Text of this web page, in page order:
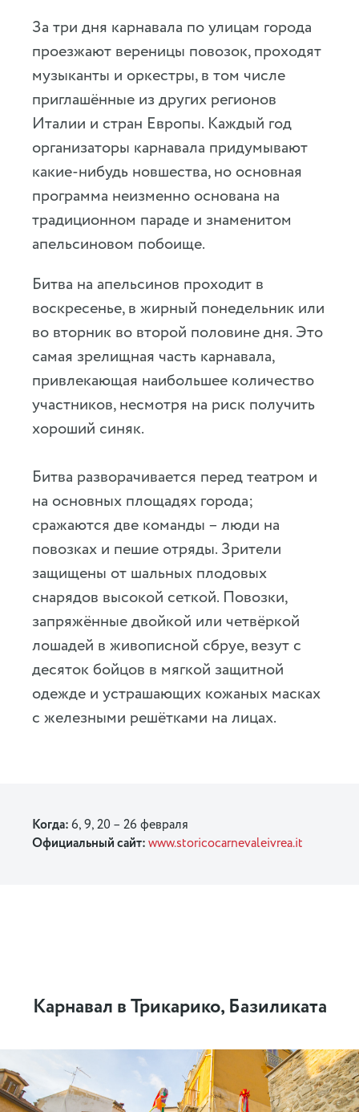
За три дня карнавала по улицам города
проезжают вереницы повозок, проходят
музыканты и оркестры, в том числе
приглашённые из других регионов
Италии и стран Европы. Каждый год
организаторы карнавала придумывают
какие-нибудь новшества, но основная
программа неизменно основана на
традиционном параде и знаменитом
апельсиновом побоище.
Битва на апельсинов проходит в
воскресенье, в жирный понедельник или
во вторник во второй половине дня. Это
самая зрелищная часть карнавала,
привлекающая наибольшее количество
участников, несмотря на риск получить
хороший синяк.
Битва разворачивается перед театром и
на основных площадях города;
сражаются две команды – люди на
повозках и пешие отряды. Зрители
защищены от шальных плодовых
снарядов высокой сеткой. Повозки,
запряжённые двойкой или четвёркой
лошадей в живописной сбруе, везут с
десяток бойцов в мягкой защитной
одежде и устрашающих кожаных масках
с железными решётками на лицах.
Когда:6, 9, 20 – 26 февраля
Официальный сайт:www.storicocarnevaleivrea.it
Карнавал в Трикарико, Базиликата